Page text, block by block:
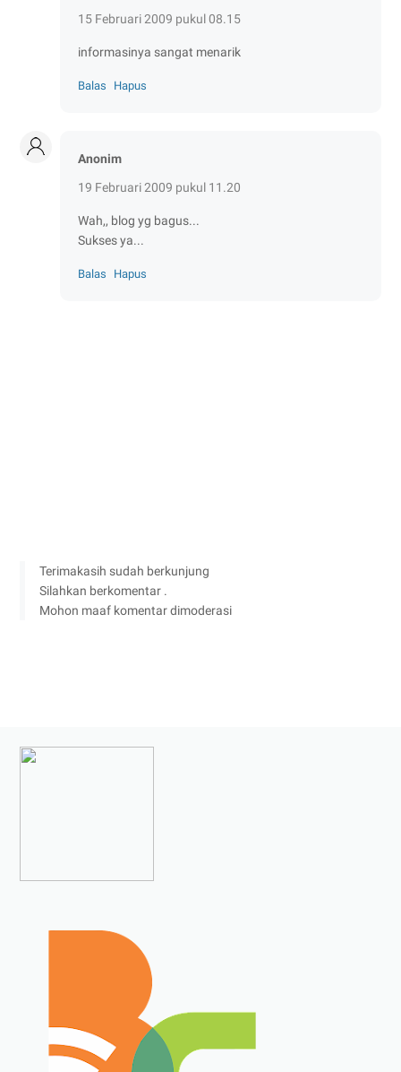
15 Februari 2009 pukul 08.15
informasinya sangat menarik
Balas Hapus
Anonim
19 Februari 2009 pukul 11.20
Wah,, blog yg bagus...
Sukses ya...
Balas Hapus
Terimakasih sudah berkunjung
Silahkan berkomentar .
Mohon maaf komentar dimoderasi